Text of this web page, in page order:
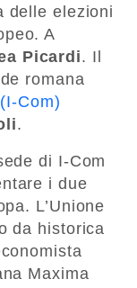
delle elezioni
A
Picardi. Il
romana
Com)
.
di I-Com
i due
L’Unione
da historica
Maxima